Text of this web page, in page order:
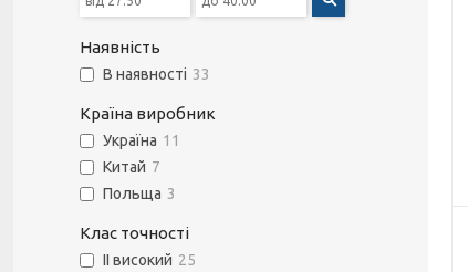
Наявність
В наявності 33
Країна виробник
Україна 11
Китай 7
Польща 3
Клас точності
II високий 25